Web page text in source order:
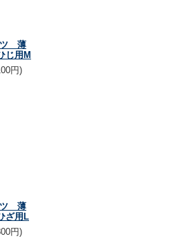
ツ 薄
じ用M
円)
ツ 薄
ざ用L
円)